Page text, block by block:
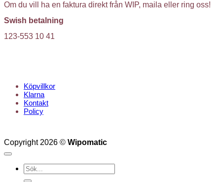
Om du vill ha en faktura direkt från WIP, maila eller ring oss!
Swish betalning
123-553 10 41
Köpvillkor
Klarna
Kontakt
Policy
Copyright 2026 © Wipomatic
Sök
efter: